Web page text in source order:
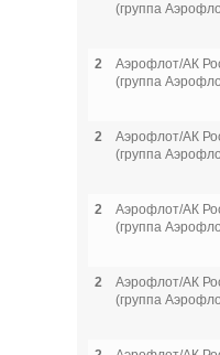
(группа
2
Аэрофлот/АК
(группа
2
Аэрофлот/АК
(группа
2
Аэрофлот/АК
(группа
2
Аэрофлот/АК
(группа